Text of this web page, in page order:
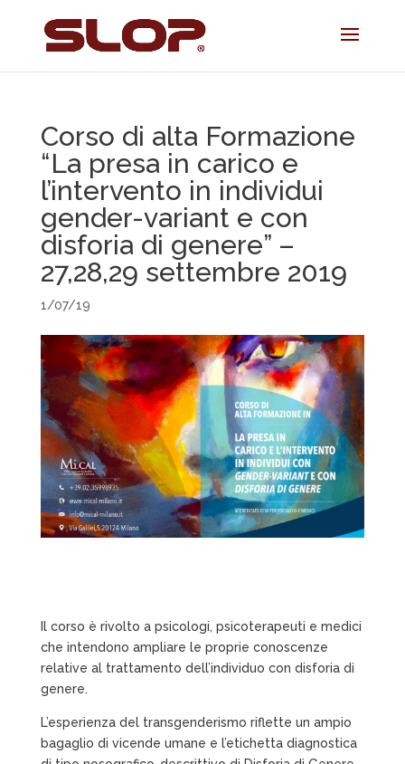
Corso di alta Formazione
“La presa in carico e
l’intervento in individui
gender-variant e con
disforia di genere” –
27,28,29 settembre 2019
1/07/19
Il corso è rivolto a psicologi, psicoterapeuti e medici
che intendono ampliare le proprie conoscenze
relative al trattamento dell’individuo con disforia di
genere.
L’esperienza del transgenderismo riflette un ampio
bagaglio di vicende umane e l’etichetta diagnostica